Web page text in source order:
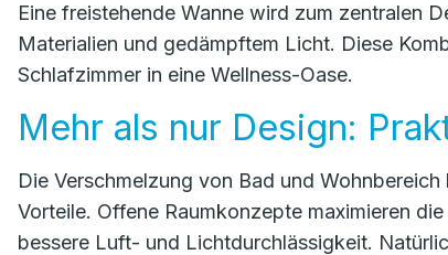
Eine freistehende Wanne wird zum zentralen
Materialien und gedämpftem Licht. Diese
Schlafzimmer in eine Wellness-Oase.
Mehr als nur Design:
Die Verschmelzung von Bad und
Vorteile. Offene Raumkonzepte maximieren
bessere Luft- und Lichtdurchlässigkeit.